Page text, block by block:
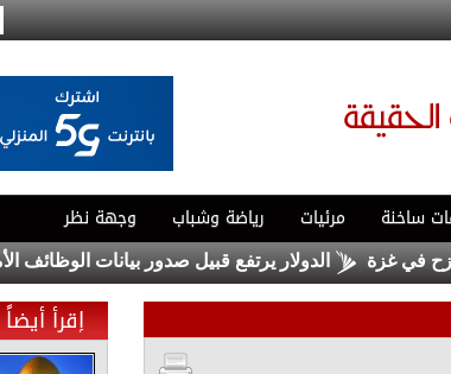
ساخنة مرئيات رياضة وشباب وجهة نظر
غزة الدولار يرتفع قبيل صدور بيانات الوظائف الأميركية
إقرأ أيضاً